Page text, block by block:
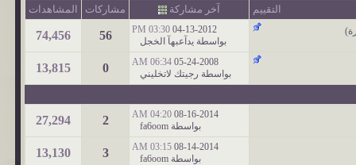
التقييم آخر مشاركة مشاركات المشاهدات
)
04-13-2012
03:30 PM
بواسطة يدآعبهآ الخجل 56
74,456
05-24-2008
06:34 AM
بواسطة رجيتك لاتخليني 0
13,815
08-16-2014
04:20 AM
بواسطة fa6oom
2
27,294
08-14-2014
03:15 AM
بواسطة fa6oom
3
13,130